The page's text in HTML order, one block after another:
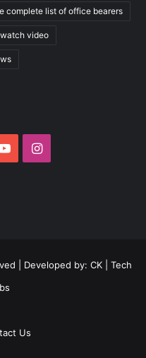
complete list of office bearers
watch video
YouTubeInstagram
| Developed by: CK| Tech
Us